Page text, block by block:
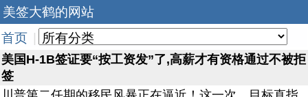
美签大鹤的网站
首页
美国H-1B签证要“按工资发”了,高薪才有资格通过不被拒
签